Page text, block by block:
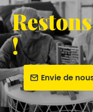
!
Envie de